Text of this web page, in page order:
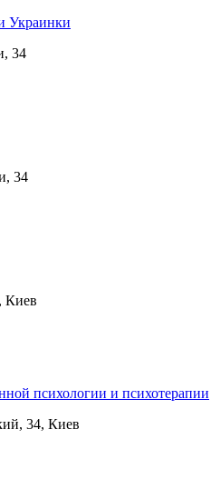
Украинки
34
34
Киев
психологии и психотерапии
34, Киев